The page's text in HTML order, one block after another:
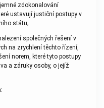
zdokonalování
ustavují justiční postupy v
státu;
společných řešení v
na zrychlení těchto řízení,
norem, které tyto postupy
a záruky osoby, o jejíž